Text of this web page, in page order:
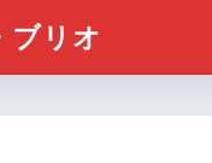
ブリオ